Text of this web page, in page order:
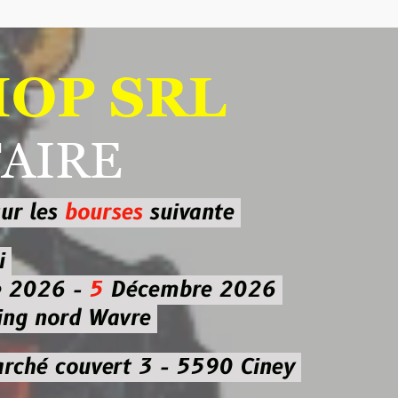
SRL
suivante
5Décembre 2026
Wavre
3 - 5590 Ciney